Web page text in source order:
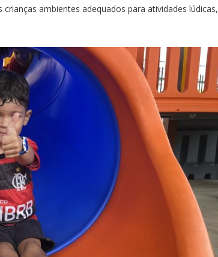
ambientes adequados para atividades lúdicas,